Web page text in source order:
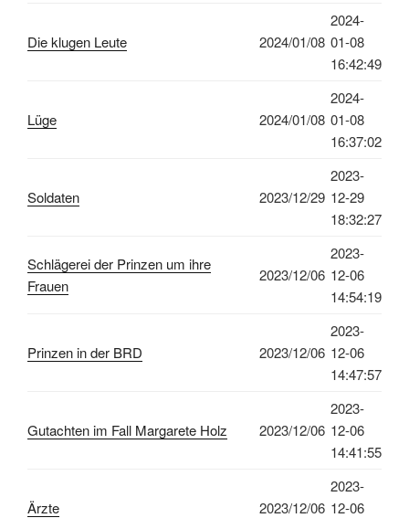
Die klugen Leute 2024/01/08
2024-
01-08
16:42:49
Lüge 2024/01/08
2024-
01-08
16:37:02
Soldaten 2023/12/29
2023-
12-29
18:32:27
Schlägerei der Prinzen um ihre
Frauen
2023/12/06
2023-
12-06
14:54:19
Prinzen in der BRD 2023/12/06
2023-
12-06
14:47:57
Gutachten im Fall Margarete Holz 2023/12/06
2023-
12-06
14:41:55
Ärzte 2023/12/06
2023-
12-06